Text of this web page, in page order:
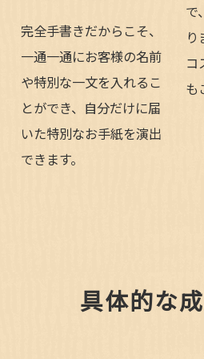
完全手書きだからこそ、
一通一通にお客様の名前
や特別な一文を入れるこ
とができ、自分だけに届
いた特別なお手紙を演出
できます。
で
り
コ
も
具体的な